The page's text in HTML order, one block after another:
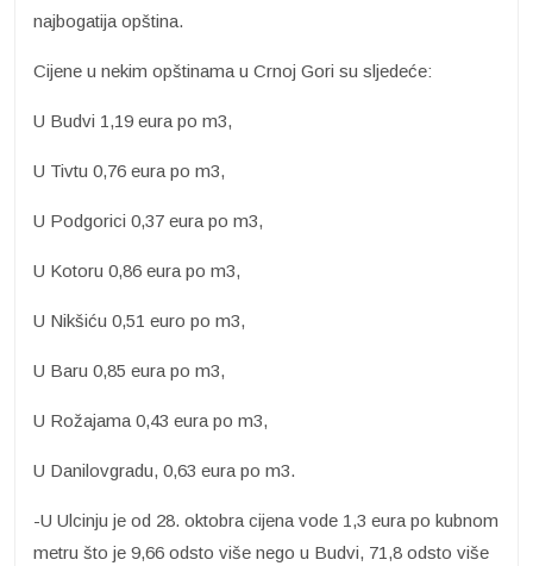
najbogatija opština.
Cijene u nekim opštinama u Crnoj Gori su sljedeće:
U Budvi 1,19 eura po m3,
U Tivtu 0,76 eura po m3,
U Podgorici 0,37 eura po m3,
U Kotoru 0,86 eura po m3,
U Nikšiću 0,51 euro po m3,
U Baru 0,85 eura po m3,
U Rožajama 0,43 eura po m3,
U Danilovgradu, 0,63 eura po m3.
-U Ulcinju je od 28. oktobra cijena vode 1,3 eura po kubnom
metru što je 9,66 odsto više nego u Budvi, 71,8 odsto više